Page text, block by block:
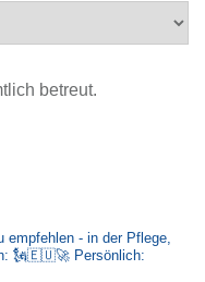
betreut.
- in der Pflege,
🗽🇪🇺🚀 Persönlich: